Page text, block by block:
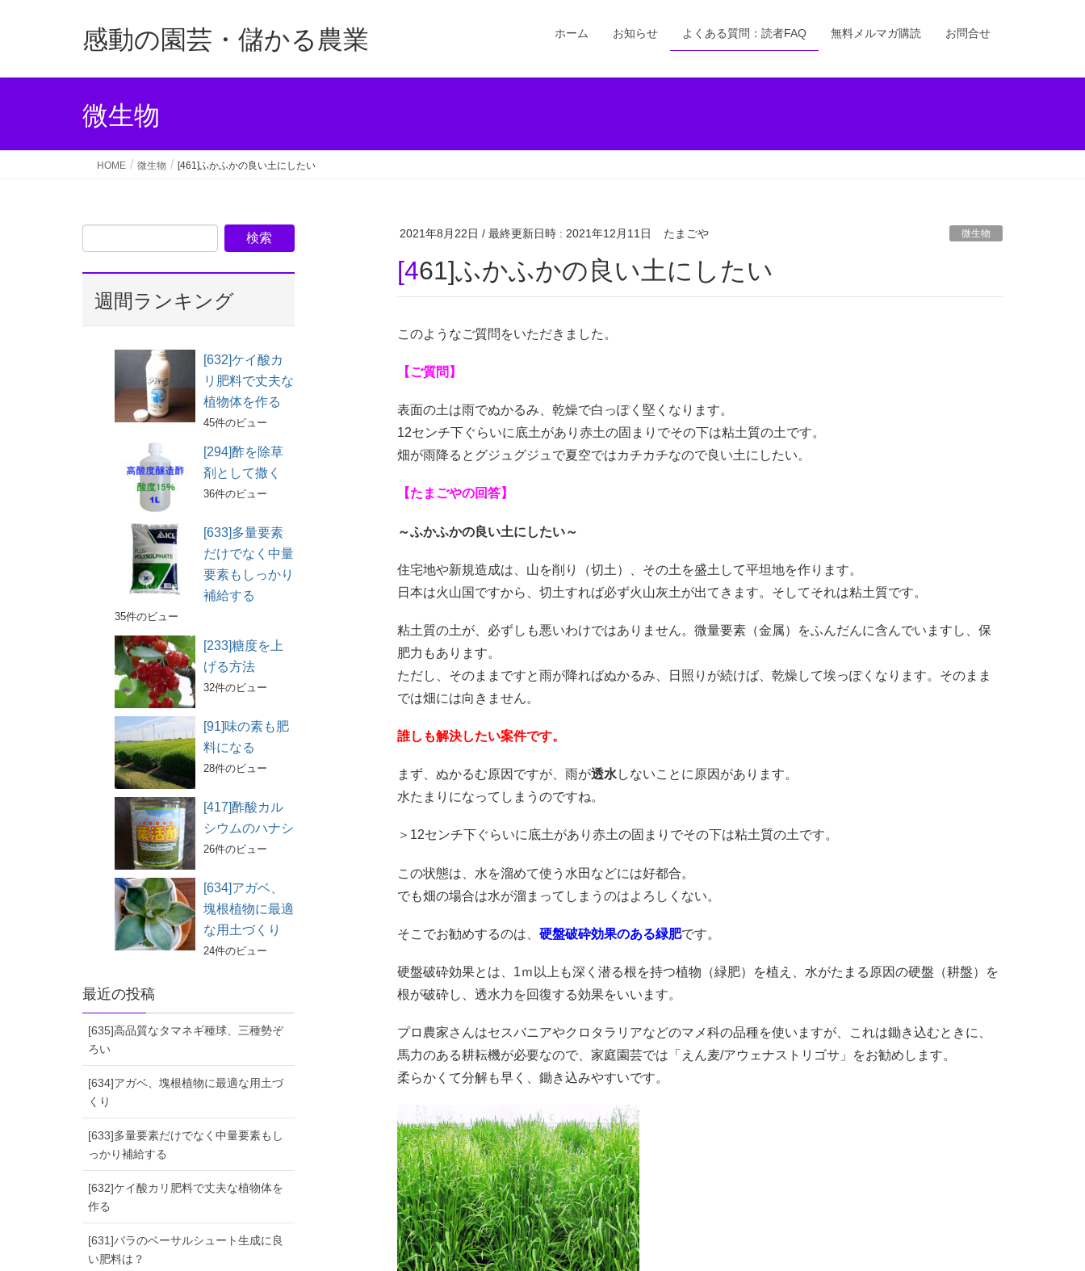
感動の園芸・儲かる農業 ホーム お知らせ よくある質問：読者FAQ 無料メルマガ購読 お問合せ
微生物
HOME 微生物 [461]ふかふかの良い土にしたい
2021年8月22日 / 最終更新日時 : 2021年12月11日 たまごや 微生物
[461]ふかふかの良い土にしたい
このようなご質問をいただきました。
【ご質問】
表面の土は雨でぬかるみ、乾燥で白っぽく堅くなります。
12センチ下ぐらいに底土があり赤土の固まりでその下は粘土質の土です。
畑が雨降るとグジュグジュで夏空ではカチカチなので良い土にしたい。
【たまごやの回答】
～ふかふかの良い土にしたい～
住宅地や新規造成は、山を削り（切土）、その土を盛土して平坦地を作ります。
日本は火山国ですから、切土すれば必ず火山灰土が出てきます。そしてそれは粘土質です。
粘土質の土が、必ずしも悪いわけではありません。微量要素（金属）をふんだんに含んでいますし、保
肥力もあります。
ただし、そのままですと雨が降ればぬかるみ、日照りが続けば、乾燥して埃っぽくなります。そのまま
では畑には向きません。
誰しも解決したい案件です。
まず、ぬかるむ原因ですが、雨が透水しないことに原因があります。
水たまりになってしまうのですね。
＞12センチ下ぐらいに底土があり赤土の固まりでその下は粘土質の土です。
この状態は、水を溜めて使う水田などには好都合。
でも畑の場合は水が溜まってしまうのはよろしくない。
そこでお勧めするのは、 硬盤破砕効果のある緑肥です。
硬盤破砕効果とは、1ｍ以上も深く潜る根を持つ植物（緑肥）を植え、水がたまる原因の硬盤（耕盤）を
根が破砕し、透水力を回復する効果をいいます。
プロ農家さんはセスバニアやクロタラリアなどのマメ科の品種を使いますが、これは鋤き込むときに、
馬力のある耕耘機が必要なので、家庭園芸では「えん麦/アウェナストリゴサ」をお勧めします。
柔らかくて分解も早く、鋤き込みやすいです。
週間ランキング
[632]ケイ酸カ
リ肥料で丈夫な
植物体を作る
45件のビュー
[294]酢を除草
剤として撒く
36件のビュー
[633]多量要素
だけでなく中量
要素もしっかり
補給する
35件のビュー
[233]糖度を上
げる方法
32件のビュー
[91]味の素も肥
料になる
28件のビュー
[417]酢酸カル
シウムのハナシ
26件のビュー
[634]アガベ、
塊根植物に最適
な用土づくり
24件のビュー
最近の投稿
[635]高品質なタマネギ種球、三種勢ぞ
ろい
[634]アガベ、塊根植物に最適な用土づ
くり
[633]多量要素だけでなく中量要素もし
っかり補給する
[632]ケイ酸カリ肥料で丈夫な植物体を
作る
[631]バラのベーサルシュート生成に良
い肥料は？